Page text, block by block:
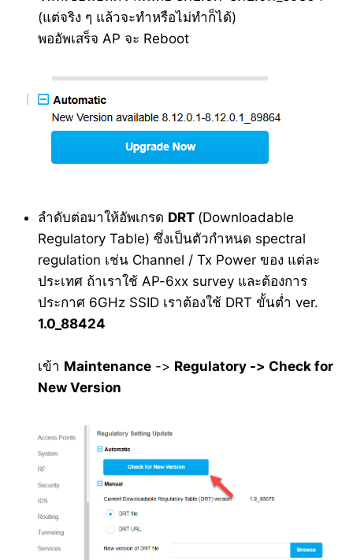
(แต่จริง ๆ แล้วจะทำหรือไม่ทำก็ได้)
พออัพเสร็จ AP จะ Reboot
ลำดับต่อมาให้อัพเกรด DRT (Downloadable
Regulatory Table) ซึ่งเป็นตัวกำหนด spectral
regulation เช่น Channel / Tx Power ของ แต่ละ
ประเทศ ถ้าเราใช้ AP-6xx survey และต้องการ
ประกาศ 6GHz SSID เราต้องใช้ DRT ขั้นต่ำ ver.
1.0_88424
เข้า Maintenance -> Regulatory -> Check for
New Version